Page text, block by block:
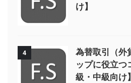
け】
4
為替取引（外
ップに役立つ
級・中級向け】